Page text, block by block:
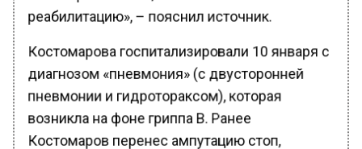
реабилитацию», – пояснил источник.
Костомарова госпитализировали 10 января с
диагнозом «пневмония» (с двусторонней
пневмонии и гидротораксом), которая
возникла на фоне гриппа B. Ранее
Костомаров перенес ампутацию стоп,